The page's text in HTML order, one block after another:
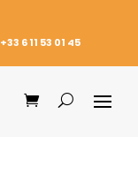
+33 6 11 53 01 45